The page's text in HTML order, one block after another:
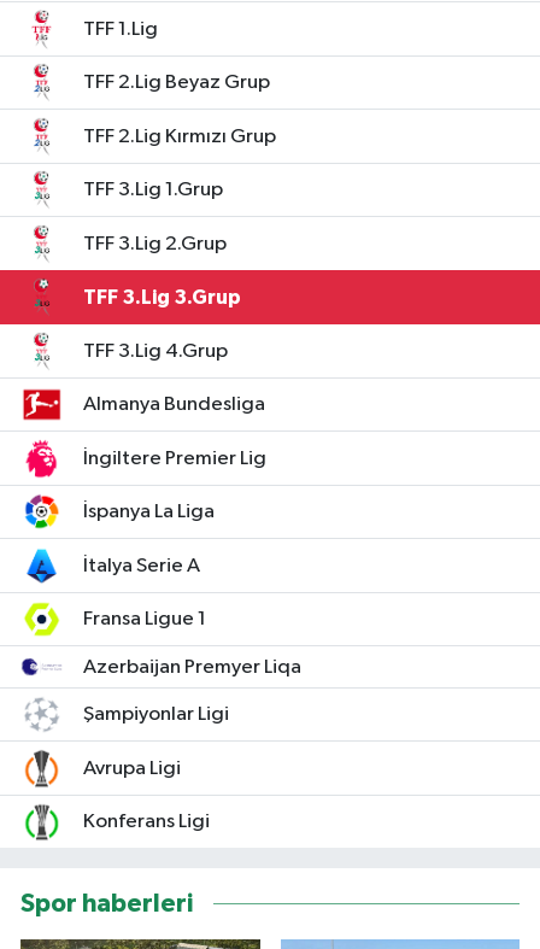
TFF 1.Lig
TFF 2.Lig Beyaz Grup
TFF 2.Lig Kırmızı Grup
TFF 3.Lig 1.Grup
TFF 3.Lig 2.Grup
TFF 3.Lig 3.Grup
TFF 3.Lig 4.Grup
Almanya Bundesliga
İngiltere Premier Lig
İspanya La Liga
İtalya Serie A
Fransa Ligue 1
Azerbaijan Premyer Liqa
Şampiyonlar Ligi
Avrupa Ligi
Konferans Ligi
Spor haberleri